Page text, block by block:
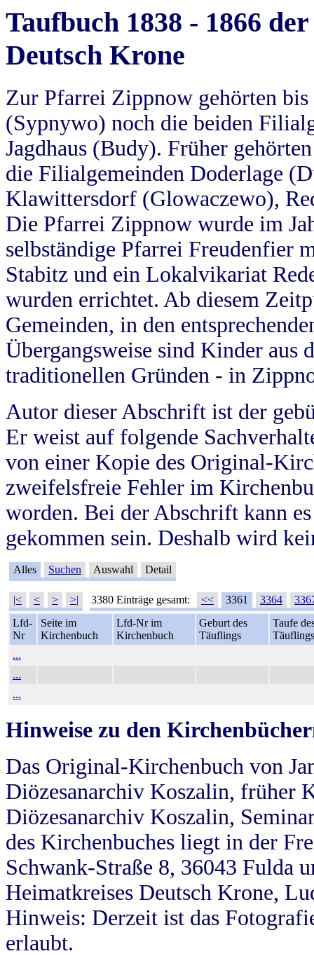
Taufbuch 1838 - 1866
Deutsch Krone
Zur Pfarrei Zippnow gehörten
(Sypnywo) noch die beiden
Jagdhaus (Budy). Früher
die Filialgemeinden Doderlage
Klawittersdorf (Glowaczewo),
Die Pfarrei Zippnow wurde im
selbständige Pfarrei Freudenfier
Stabitz und ein Lokalvikariat
wurden errichtet. Ab diesem
Gemeinden, in den
Übergangsweise sind Kinder aus
traditionellen Gründen - in
Autor dieser Abschrift ist der
Er weist auf folgende
von einer Kopie des Original-
zweifelsfreie Fehler im
worden. Bei der Abschrift kann
gekommen sein. Deshalb wird
Alles Suchen Auswahl Detail
|< < > >| 3380 Einträge gesamt: << 3361 3364
Lfd-
Nr
Seite im
Kirchenbuch
Lfd-Nr im
Kirchenbuch
Geburt des
Täuflings
Taufe
Täuflings
...
...
...
Hinweise zu den
Das Original-Kirchenbuch von
Diözesanarchiv Koszalin, früher
Diözesanarchiv Koszalin,
des Kirchenbuches liegt in der
Schwank-Straße 8, 36043 Fulda
Heimatkreises Deutsch Krone,
Hinweis: Derzeit ist das
erlaubt.